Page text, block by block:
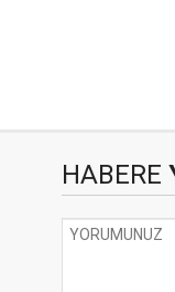
HABERE